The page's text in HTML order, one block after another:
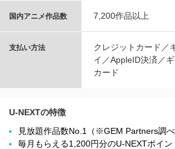
国内アニメ作品数 7,200作品以上
支払い方法
クレジットカード／
イ／AppleID決済／
カード
U-NEXTの特徴
見放題作品数No.1（※GEM Partners調べ
毎月もらえる1,200円分のU-NEXTポイ